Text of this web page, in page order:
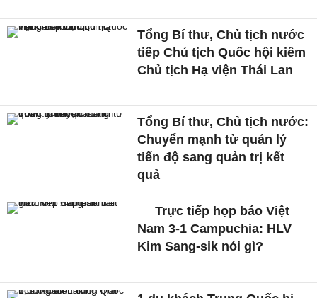
Tổng Bí thư, Chủ tịch nước
tiếp Chủ tịch Quốc hội kiêm
Chủ tịch Hạ viện Thái Lan
Tổng Bí thư, Chủ tịch nước:
Chuyển mạnh từ quản lý
tiến độ sang quản trị kết
quả
Trực tiếp họp báo Việt
Nam 3-1 Campuchia: HLV
Kim Sang-sik nói gì?